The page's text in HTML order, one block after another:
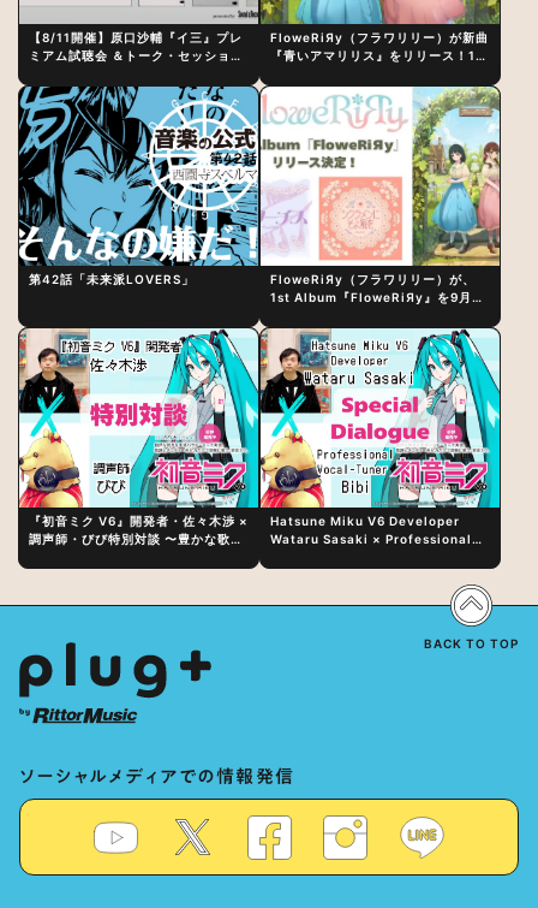
【8/11開催】原口沙輔『イ三』プレ
ミアム試聴会 ＆トーク・セッション
制作秘話
FloweRiЯy（フラワリリー）が新曲
『青いアマリリス』をリリース！1st
第42話「未来派LOVERS」
FloweRiЯy（フラワリリー）が、
1st Album『FloweRiЯy』を9月23
『初音ミク V6』開発者・佐々木渉 ×
調声師・びび特別対談 〜豊かな歌声
Hatsune Miku V6 Developer
Wataru Sasaki × Professional
Vocal Expression Lies in “Love
for the singing characters” and
ソーシャルメディアでの情報発信
BACK TO TOP